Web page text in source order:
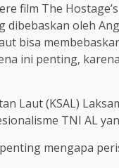
film The
dibebaskan oleh
bisa
ini penting,
Laut (KSAL)
TNI AL
mengapa